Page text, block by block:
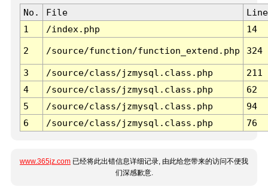
No. File
Line
1
/index.php 14
2 /source/function/function_extend.php 324
3 /source/class/jzmysql.class.php
211
4
/source/class/jzmysql.class.php
62
5
/source/class/jzmysql.class.php
94
6
/source/class/jzmysql.class.php 76
www.365jz.com 已经将此出错信息详细记录, 由此给您带来的访问不便我
们深感歉意.